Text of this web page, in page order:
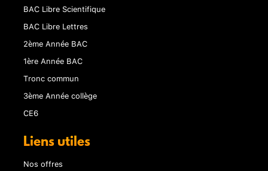
BAC Libre Scientifique
BAC Libre Lettres
2ème Année BAC
1ère Année BAC
Tronc commun
3ème Année collège
CE6
Liens utiles
Nos offres